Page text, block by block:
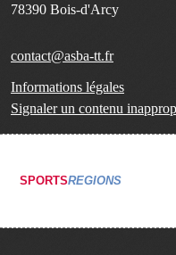
78390 Bois-d'Arcy
contact@asba-tt.fr
Informations légales
Signaler un contenu
SPORTSREGIONS